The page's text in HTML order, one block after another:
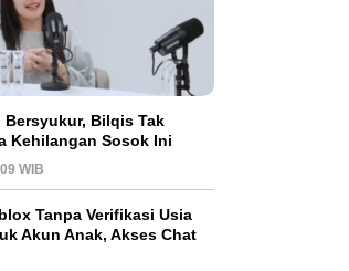
Bilqis Tak
Kehilangan Sosok Ini
WIB
Tanpa Verifikasi Usia
Akun Anak, Akses Chat